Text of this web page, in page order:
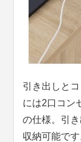
引き出しと
には2口コン
の仕様。引
収納可能です